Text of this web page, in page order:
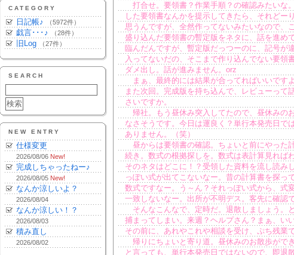
CATEGORY
日記帳♪ （5972件）
戯言･･･♪ （28件）
旧Log （27件）
SEARCH
NEW ENTRY
仕様変更
2026/08/06 New!
完成しちゃったねー♪
2026/08/05 New!
なんか涼しいよ？
2026/08/04
なんか涼しい！？
2026/08/03
積み直し
2026/08/02
打合せ。要領書？作業手順？の確認みたいな
した要領書なんかを提示してきたら、それどー
思うんですが、全然作ってないみたいなので、
盛り込んだ要領書の暫定版をネタに、話を進め
臨んだんですが、暫定版だっつーのに、記号が
入ってないだの、そこまで作り込んでない要領
ダメ出し。話が進みません。orz
まぁ、最終的には結果が合ってればいいです
また次回。完成版を持ち込んで、レビューって
さいですか。
帰社。もう昼休み突入してたので、昼休みの
なさそうです。今日は運良く？単行本発売日で
ありません。（笑）
昼からは要領書の確認。ちょいと前にやった
続き。数式の根拠探しを。数式は表計算見れば
そのネタはどこに！？受領した資料を流し読み
っぽい式が出てこないなー。昔の計算書を探っ
数式ですなー。う～ん？それっぽい式から、式
一致しないなー。出所が不明デス。客先に確認で
そんなこんなで、定時だ。退散しましょう。
捕まってしまい。来週？ヘルプさん？まぁ、い
その前に、あれやこれや相談を受け、ぷち残業で
帰りにちょいと寄り道。昼休みのお散歩がで
と言っても、単行本発売日ではないので、即退散